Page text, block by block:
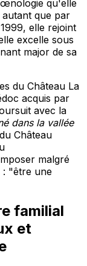
qu'elle
que par
elle rejoint
excelle sous
major de sa
du Château La
acquis par
avec la
dans la vallée
Château
malgré
: "être une
familial
et